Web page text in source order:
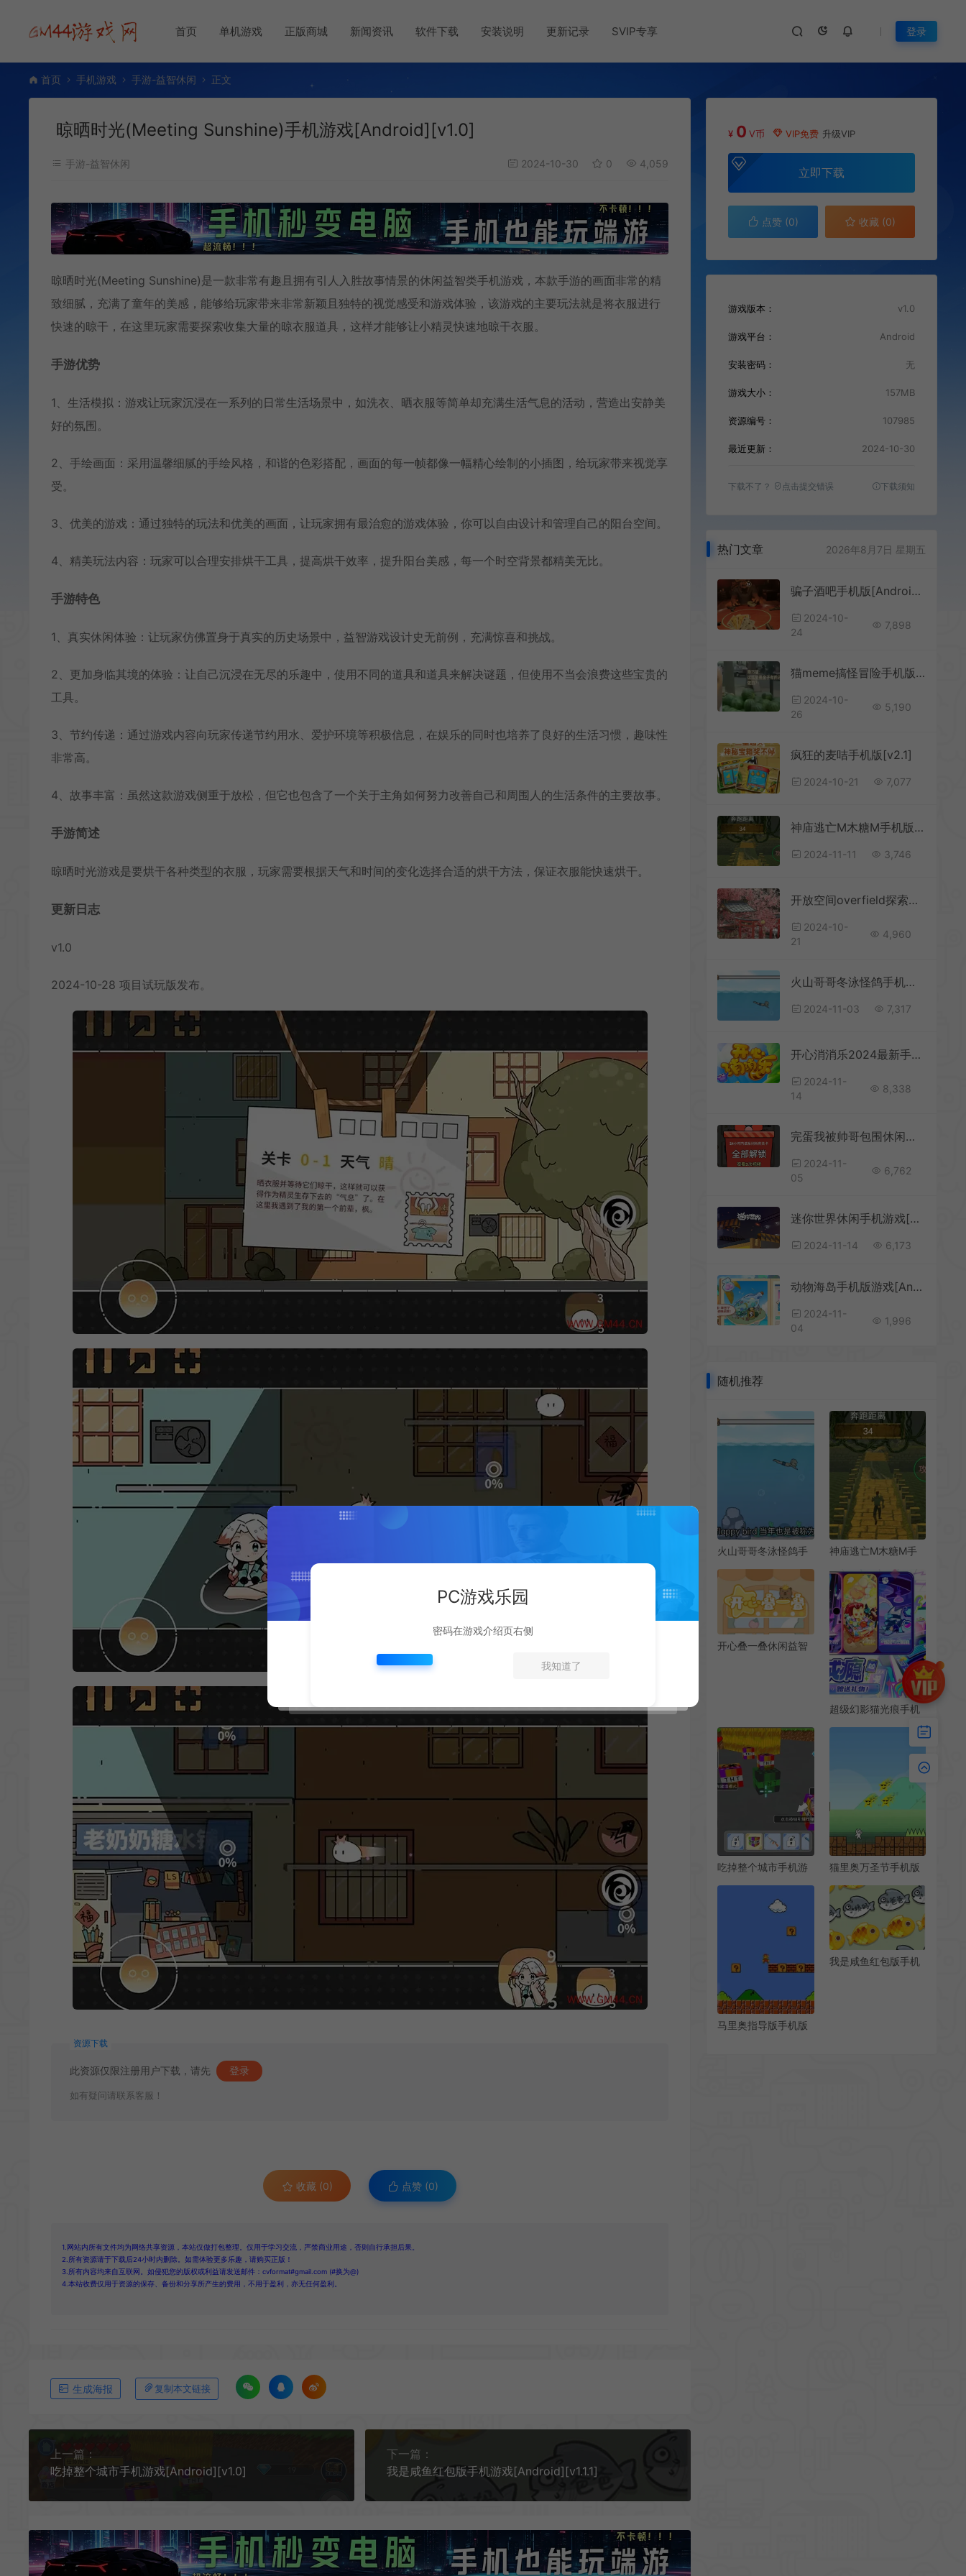
首页 单机游戏 正版商城 新闻资讯 软件下载 安装说明 更新记录 SVIP专享 登录
首页 手机游戏 手游-益智休闲 正文
晾晒时光(Meeting Sunshine)手机游戏[Android][v1.0]
手游-益智休闲 2024-10-30 0 4,059
晾晒时光(Meeting Sunshine)是一款非常有趣且拥有引人入胜故事情景的休闲益智类手机游戏，本款手游的画面非常的精
致细腻，充满了童年的美感，能够给玩家带来非常新颖且独特的视觉感受和游戏体验，该游戏的主要玩法就是将衣服进行
快速的晾干，在这里玩家需要探索收集大量的晾衣服道具，这样才能够让小精灵快速地晾干衣服。
手游优势
1、生活模拟：游戏让玩家沉浸在一系列的日常生活场景中，如洗衣、晒衣服等简单却充满生活气息的活动，营造出安静美
好的氛围。
2、手绘画面：采用温馨细腻的手绘风格，和谐的色彩搭配，画面的每一帧都像一幅精心绘制的小插图，给玩家带来视觉享
受。
3、优美的游戏：通过独特的玩法和优美的画面，让玩家拥有最治愈的游戏体验，你可以自由设计和管理自己的阳台空间。
4、精美玩法内容：玩家可以合理安排烘干工具，提高烘干效率，提升阳台美感，每一个时空背景都精美无比。
手游特色
1、真实休闲体验：让玩家仿佛置身于真实的历史场景中，益智游戏设计史无前例，充满惊喜和挑战。
2、更加身临其境的体验：让自己沉浸在无尽的乐趣中，使用不同的道具和道具来解决谜题，但使用不当会浪费这些宝贵的
工具。
3、节约传递：通过游戏内容向玩家传递节约用水、爱护环境等积极信息，在娱乐的同时也培养了良好的生活习惯，趣味性
非常高。
4、故事丰富：虽然这款游戏侧重于放松，但它也包含了一个关于主角如何努力改善自己和周围人的生活条件的主要故事。
手游简述
晾晒时光游戏是要烘干各种类型的衣服，玩家需要根据天气和时间的变化选择合适的烘干方法，保证衣服能快速烘干。
更新日志
v1.0
2024-10-28 项目试玩版发布。
资源下载
此资源仅限注册用户下载，请先 登录
如有疑问请联系客服！
收藏 (0) 点赞 (0)
1.网站内所有文件均为网络共享资源，本站仅做打包整理。仅用于学习交流，严禁商业用途，否则自行承担后果。
2.所有资源请于下载后24小时内删除。如需体验更多乐趣，请购买正版！
3.所有内容均来自互联网。如侵犯您的版权或利益请发送邮件：cvformat#gmail.com (#换为@)
4.本站收费仅用于资源的保存、备份和分享所产生的费用，不用于盈利，亦无任何盈利。
生成海报 复制本文链接
上一篇：
吃掉整个城市手机游戏[Android][v1.0]
下一篇：
我是咸鱼红包版手机游戏[Android][v1.1.1]
¥ 0 V币 VIP免费 升级VIP
立即下载
点赞 (0) 收藏 (0)
游戏版本： v1.0
游戏平台： Android
安装密码： 无
游戏大小： 157MB
资源编号： 107985
最近更新： 2024-10-30
下载不了？ 点击提交错误 下载须知
热门文章 2026年8月7日 星期五
骗子酒吧手机版[Android][v0.1.0]
2024-10-
24
7,898
猫meme搞怪冒险手机版[Android][v1.0]
2024-10-
26
5,190
疯狂的麦咭手机版[v2.1]
2024-10-21 7,077
神庙逃亡M木糖M手机版[Android][v0.1]
2024-11-11 3,746
开放空间overfield探索休闲手机游戏[Android][v1.0.4]
2024-10-
21
4,960
火山哥哥冬泳怪鸽手机版[Android][v1.0]
2024-11-03 7,317
开心消消乐2024最新手机版[Android][v1.139]
2024-11-
14
8,338
完蛋我被帅哥包围休闲益智手机游戏[Android][v1.0]
2024-11-
05
6,762
迷你世界休闲手机游戏[Android][v1.42.7]
2024-11-14 6,173
动物海岛手机版游戏[Android][v1.0.10]
2024-11-
04
1,996
随机推荐
火山哥哥冬泳怪鸽手
神庙逃亡M木糖M手
开心叠一叠休闲益智
超级幻影猫光痕手机
版[Android][v0.3.8]
吃掉整个城市手机游
猫里奥万圣节手机版
[v114514.1919810]
马里奥指导版手机版
我是咸鱼红包版手机
PC游戏乐园
密码在游戏介绍页右侧
我知道了